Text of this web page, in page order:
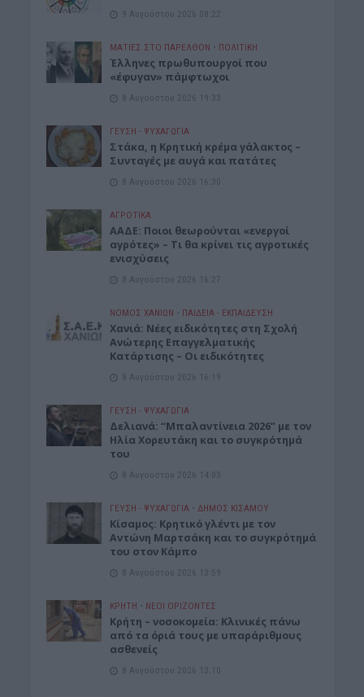
9 Αυγούστου 2026 08:22
ΜΑΤΙΕΣ ΣΤΟ ΠΑΡΕΛΘΟΝ • ΠΟΛΙΤΙΚΗ
Έλληνες πρωθυπουργοί που
«έφυγαν» πάμφτωχοι
8 Αυγούστου 2026 19:33
ΓΕΎΣΗ - ΨΥΧΑΓΩΓΊΑ
Στάκα, η Κρητική κρέμα γάλακτος –
Συνταγές με αυγά και πατάτες
8 Αυγούστου 2026 16:30
ΑΓΡΟΤΙΚΑ
ΑΑΔΕ: Ποιοι θεωρούνται «ενεργοί
αγρότες» – Τι θα κρίνει τις αγροτικές
ενισχύσεις
8 Αυγούστου 2026 16:27
ΝΟΜΌΣ ΧΑΝΊΩΝ • ΠΑΙΔΕΙΑ - ΕΚΠΑΙΔΕΥΣΗ
Χανιά: Νέες ειδικότητες στη Σχολή
Ανώτερης Επαγγελματικής
Κατάρτισης – Οι ειδικότητες
8 Αυγούστου 2026 16:19
ΓΕΎΣΗ - ΨΥΧΑΓΩΓΊΑ
Δελιανά: “Μπαλαντίνεια 2026” με τον
Ηλία Χορευτάκη και το συγκρότημά
του
8 Αυγούστου 2026 14:03
ΓΕΎΣΗ - ΨΥΧΑΓΩΓΊΑ • ΔΉΜΟΣ ΚΙΣΆΜΟΥ
Kίσαμος: Κρητικό γλέντι με τον
Αντώνη Μαρτσάκη και το συγκρότημά
του στον Κάμπο
8 Αυγούστου 2026 13:59
ΚΡΗΤΗ • ΝΕΟΙ ΟΡΙΖΟΝΤΕΣ
Κρήτη – νοσοκομεία: Κλινικές πάνω
από τα όριά τους με υπαράριθμους
ασθενείς
8 Αυγούστου 2026 13:10